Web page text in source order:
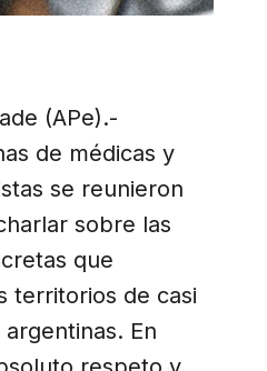
(APe).-
de médicas y
se reunieron
sobre las
que
territorios de casi
En